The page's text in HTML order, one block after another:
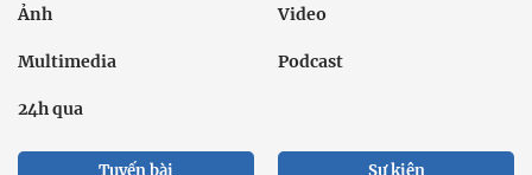
Ảnh Video
Multimedia Podcast
24h qua
Tuyến bài Sự kiện